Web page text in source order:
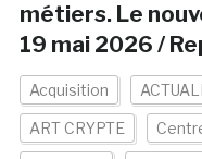
métiers. Le
19 mai 2026 /
Acquisition
ART CRYPTE